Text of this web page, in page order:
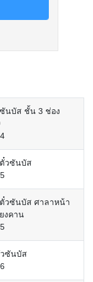
นบัส ชั้น 3 ช่อง
วซันบัส
วซันบัส ศาลาหน้า
งคาน
ซันบัส